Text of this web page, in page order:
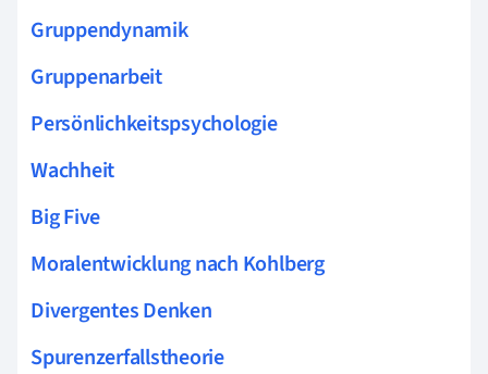
Gruppendynamik
Gruppenarbeit
Persönlichkeitspsychologie
Wachheit
Big Five
Moralentwicklung nach Kohlberg
Divergentes Denken
Spurenzerfallstheorie